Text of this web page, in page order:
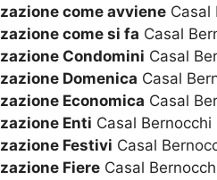
come avviene Casal
come si fa Casal
Condomini Casal
Domenica Casal
Economica Casal
Enti Casal Bernocchi
Festivi Casal
Fiere Casal